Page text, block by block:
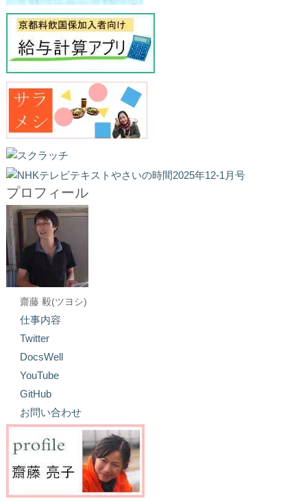
プロフィール
齋藤 毅(ツヨシ)
仕事内容
Twitter
DocsWell
YouTube
GitHub
お問い合わせ